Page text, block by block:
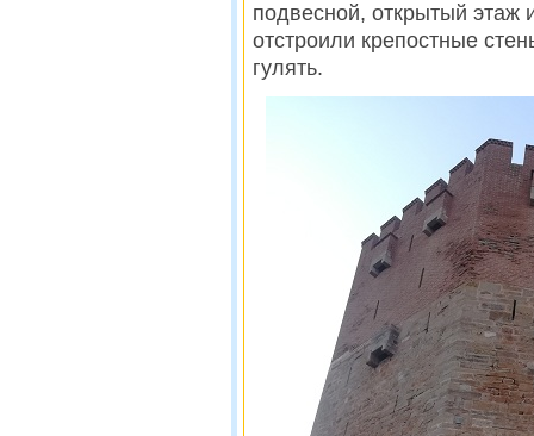
подвесной, открытый этаж
отстроили крепостные
гулять.